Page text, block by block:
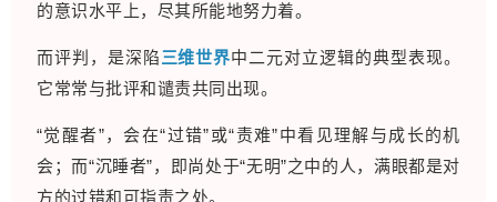
的意识水平上，尽其所能地努力着。
而评判，是深陷三维世界中二元对立逻辑的典型表现。
它常常与批评和谴责共同出现。
“觉醒者”，会在“过错”或“责难”中看见理解与成长的机
会；而“沉睡者”，即尚处于“无明”之中的人，满眼都是对
方的过错和可指责之处。